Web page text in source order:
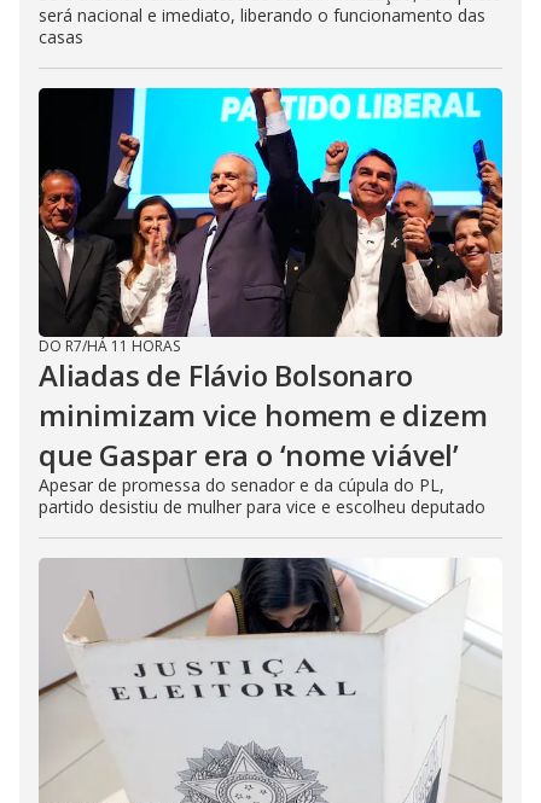
será nacional e imediato, liberando o funcionamento das
casas
DO R7/HÁ 11 HORAS
Aliadas de Flávio Bolsonaro
minimizam vice homem e dizem
que Gaspar era o ‘nome viável’
Apesar de promessa do senador e da cúpula do PL,
partido desistiu de mulher para vice e escolheu deputado